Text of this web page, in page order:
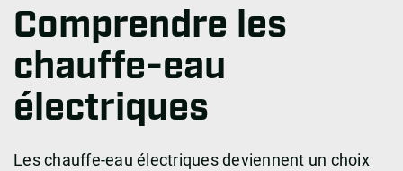
Comprendre les
chauffe-eau
électriques
Les chauffe-eau électriques deviennent un choix